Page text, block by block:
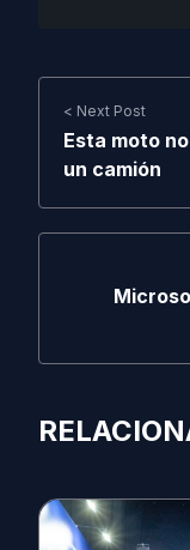
< Next Post
Esta moto
un camión